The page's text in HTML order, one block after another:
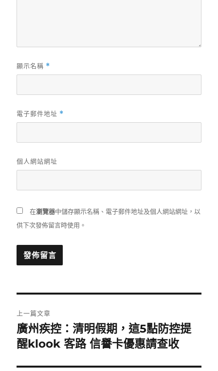
顯示名稱 *
電子郵件地址 *
個人網站網址
在瀏覽器中儲存顯示名稱、電子郵件地址及個人網站網址，以
供下次發佈留言時使用。
章
導
覽
上一篇文章
上
一
文
廣州疾控：清明假期，這5點防控提
醒klook 客路 信譽卡優惠請查收